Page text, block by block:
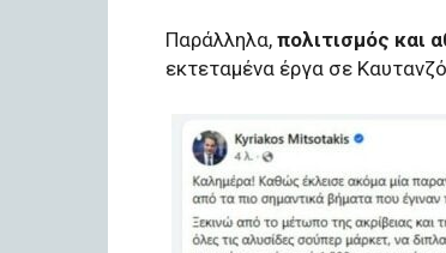
Παράλληλα, πολιτισμός και
εκτεταμένα έργα σε